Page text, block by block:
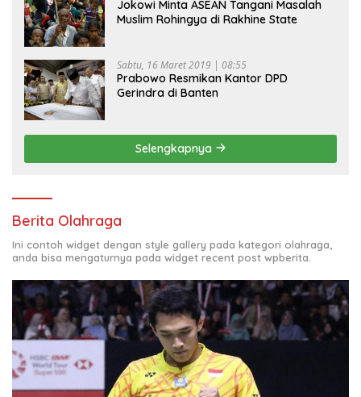
Jokowi Minta ASEAN Tangani Masalah
Muslim Rohingya di Rakhine State
Sabtu, 16 Maret 2019 | 08:55
Prabowo Resmikan Kantor DPD
Gerindra di Banten
Selengkapnya
Berita Olahraga
Ini contoh widget dengan style gallery pada kategori olahraga,
anda bisa mengaturnya pada widget recent post wpberita.